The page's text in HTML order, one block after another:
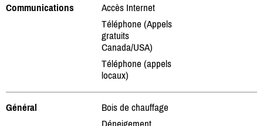
Communications
Accès Internet
Téléphone (Appels
gratuits
Canada/USA)
Téléphone (appels
locaux)
Général
Bois de chauffage
Déneigement